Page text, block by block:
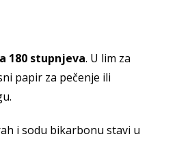
180 stupnjeva. U lim za
papir za pečenje ili
i sodu bikarbonu stavi u